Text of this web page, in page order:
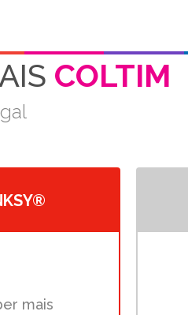
COLTIM
mais